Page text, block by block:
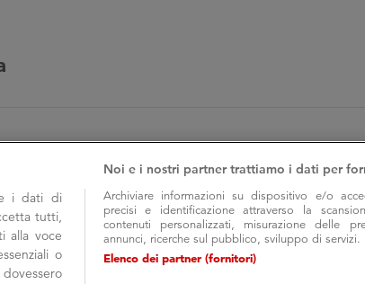
i dati di
tutti,
alla voce
o
Noi e i nostri partner trattiamo i dati per
Archiviare informazioni su dispositivo e/o
precisi e identificazione attraverso la
contenuti personalizzati, misurazione delle
annunci, ricerche sul pubblico, sviluppo di servizi.
Elenco dei partner (fornitori)